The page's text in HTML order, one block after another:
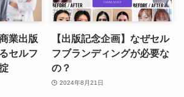
業出版
セルフ
【出版記念企画】なぜセル
フブランディングが必要な
の？
2024年8月21日